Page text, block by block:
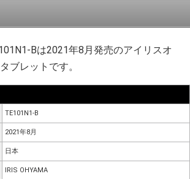
Bは2021年8月発売のアイリスオ
ブレットです。
TE101N1-B
2021年8月
日本
IRIS OHYAMA